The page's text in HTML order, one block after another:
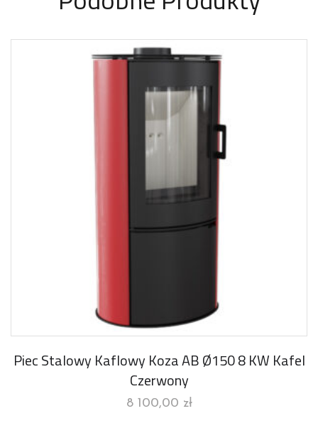
Piec Stalowy Kaflowy Koza AB Ø150 8 KW Kafel
Czerwony
8 100,00 zł